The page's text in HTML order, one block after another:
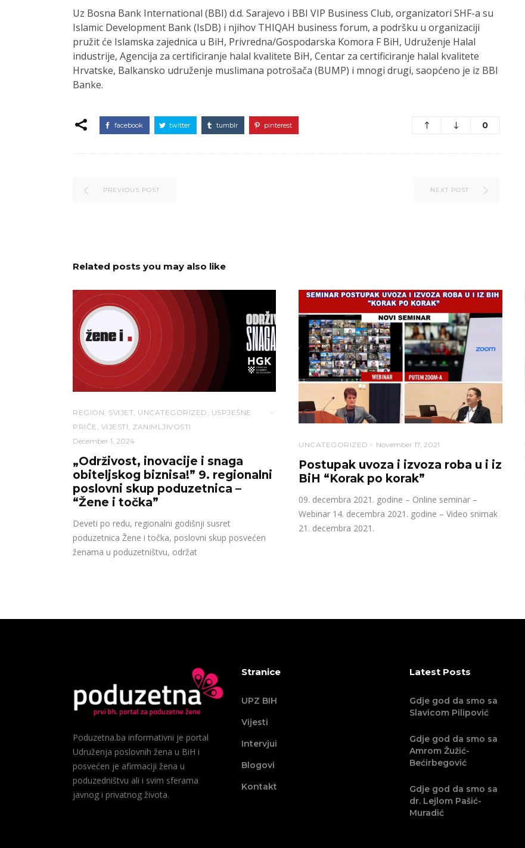
Uz Bosna Bank International (BBI) d.d. Sarajevo i BBI VIP Business Club, organizatori SHF-a su
Islamic Development Bank (IsDB) i njihov THIQAH business forum, a podršku u organizaciji
pružit će Islamska zajednica u BiH, Privredna/Gospodarska Komora F BiH, Udruženje Halal
industrije, Agencija za certificiranje halal kvalitete BiH, Centar za certificiranje halal kvalitete
Hrvatske, Balkansko udruženje muslimana potrošača (BUMP) i mnogi drugi, saopćeno je iz BBI
Banke.
facebook twitter tumblr pinterest 0
PREVIOUS POST NEXT POST
Related posts you may also like
REGION SVIJET UNCATEGORIZED
USPJEŠNE
PRIČE VIJESTI ZANIMLJIVOSTI
December 1, 2024
„Održivost, inovacije i snaga
obiteljskog biznisa!” 9. regionalni
poslovni skup poduzetnica –
“Žene i točka”
Deveti po redu, regionalni godišnji susret
poduzetnica Žene i točka, poslovni skup posvećen
ženama u poduzetništvu, održat
UNCATEGORIZED November 17, 2021
Postupak uvoza i izvoza roba u i iz
BiH “Korak po korak”
09. decembra 2021. godine – Online seminar –
Webinar 14. decembra 2021. godine – Video snimak
21. decembra 2021.
Poduzetna.ba informativni je portal
Udruženja poslovnih žena u BiH i
posvećen je afirmaciji žena u
poduzedništvu ali i svim sferama
javnog i privatnog života.
Stranice
UPZ BIH
Vijesti
Intervjui
Blogovi
Kontakt
Latest Posts
Gdje god da smo sa
Slavicom Pilipović
Gdje god da smo sa
Amrom Žužić-
Bećirbegović
Gdje god da smo sa
dr. Lejlom Pašić-
Muradić